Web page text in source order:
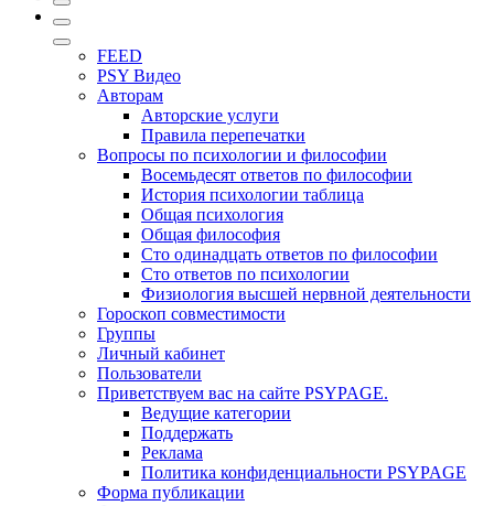
FEED
PSY Видео
Авторам
Авторские услуги
Правила перепечатки
Вопросы по психологии и философии
Восемьдесят ответов по философии
История психологии таблица
Общая психология
Общая философия
Сто одинадцать ответов по философии
Сто ответов по психологии
Физиология высшей нервной деятельности
Гороскоп совместимости
Группы
Личный кабинет
Пользователи
Приветствуем вас на сайте PSYPAGE.
Ведущие категории
Поддержать
Реклама
Политика конфиденциальности PSYPAGE
Форма публикации